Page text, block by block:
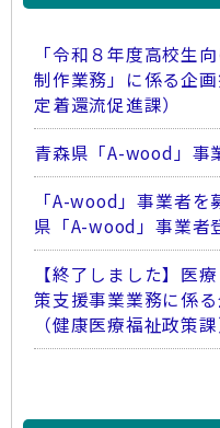
「令和８年度高校生
制作業務」に係る企
定着還流促進課）
青森県「A-wood」事
「A-wood」事業者
県「A-wood」事業者
【終了しました】医
策支援事業業務に係
（健康医療福祉政策課